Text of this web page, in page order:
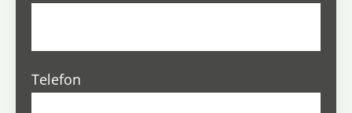
Telefon